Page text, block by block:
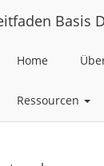
Basis
Home
Ressourcen